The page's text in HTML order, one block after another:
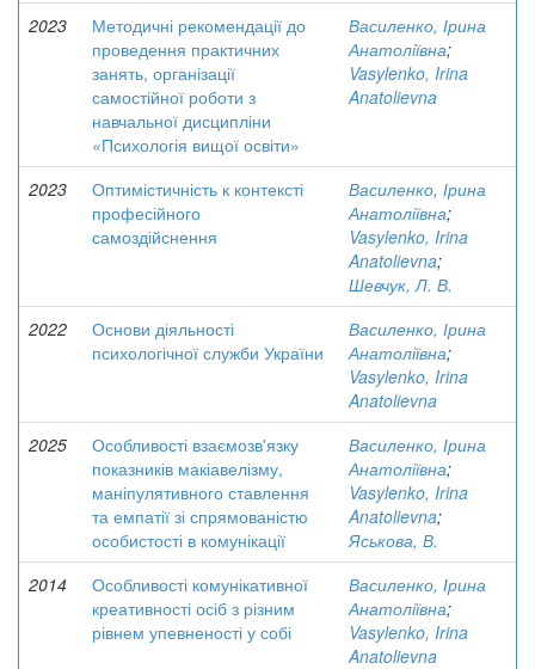
2023
Методичні рекомендації до
проведення практичних
занять, організації
самостійної роботи з
навчальної дисципліни
«Психологія вищої освіти»
Василенко, Ірина
Анатоліївна;
Vasylenko, Irina
Anatolievna
2023
Оптимістичність к контексті
професійного
самоздійснення
Василенко, Ірина
Анатоліївна;
Vasylenko, Irina
Anatolievna;
Шевчук, Л. В.
2022
Основи діяльності
психологічної служби України
Василенко, Ірина
Анатоліївна;
Vasylenko, Irina
Anatolievna
2025
Особливості взаємозв'язку
показників макіавелізму,
маніпулятивного ставлення
та емпатії зі спрямованістю
особистості в комунікації
Василенко, Ірина
Анатоліївна;
Vasylenko, Irina
Anatolievna;
Яськова, В.
2014
Особливості комунікативної
креативності осіб з різним
рівнем упевненості у собі
Василенко, Ірина
Анатоліївна;
Vasylenko, Irina
Anatolievna